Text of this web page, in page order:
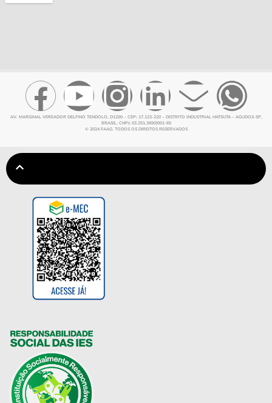
AV. MARGINAL VEREADOR DELFINO TENDOLO, D1200 – CEP: 17.123-220 – DISTRITO INDUSTRIAL HATSUTA – AGUDOS-SP,
BRASIL. CNPJ: 03.251.369/0001-65
© 2024 FAAG. TODOS OS DIREITOS RESERVADOS